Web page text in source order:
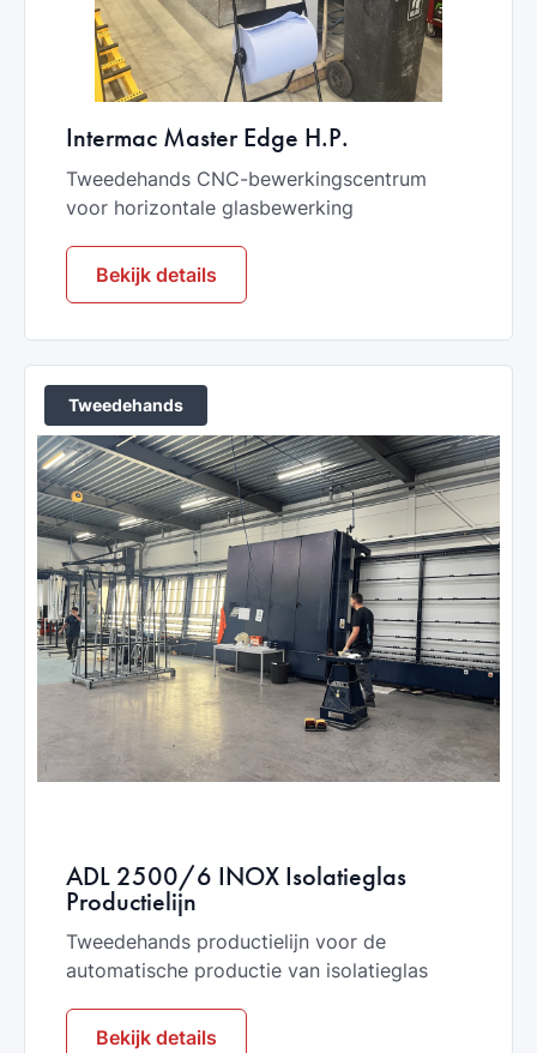
Intermac Master Edge H.P.
Tweedehands CNC-bewerkingscentrum
voor horizontale glasbewerking
Bekijk details
Tweedehands
ADL 2500/6 INOX Isolatieglas
Productielijn
Tweedehands productielijn voor de
automatische productie van isolatieglas
Bekijk details